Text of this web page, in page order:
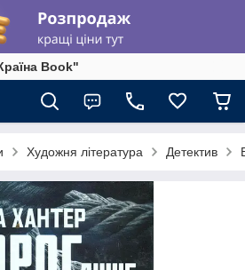
Book"
Художня література Детектив